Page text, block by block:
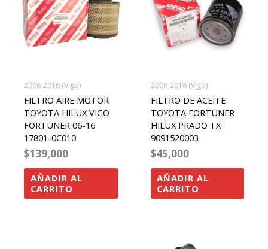
2006-2016 (Vigo)
FILTRO AIRE MOTOR
TOYOTA HILUX VIGO
FORTUNER 06-16
17801-0C010
$139,000
AÑADIR AL
CARRITO
2006-2016 (Vigo)
FILTRO DE ACEITE
TOYOTA FORTUNER
HILUX PRADO TX
9091520003
$45,000
AÑADIR AL
CARRITO